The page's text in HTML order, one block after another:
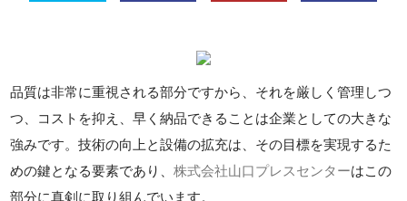
品質は非常に重視される部分ですから、それを厳しく管理しつ
つ、コストを抑え、早く納品できることは企業としての大きな
強みです。技術の向上と設備の拡充は、その目標を実現するた
めの鍵となる要素であり、株式会社山口プレスセンターはこの
部分に真剣に取り組んでいます。